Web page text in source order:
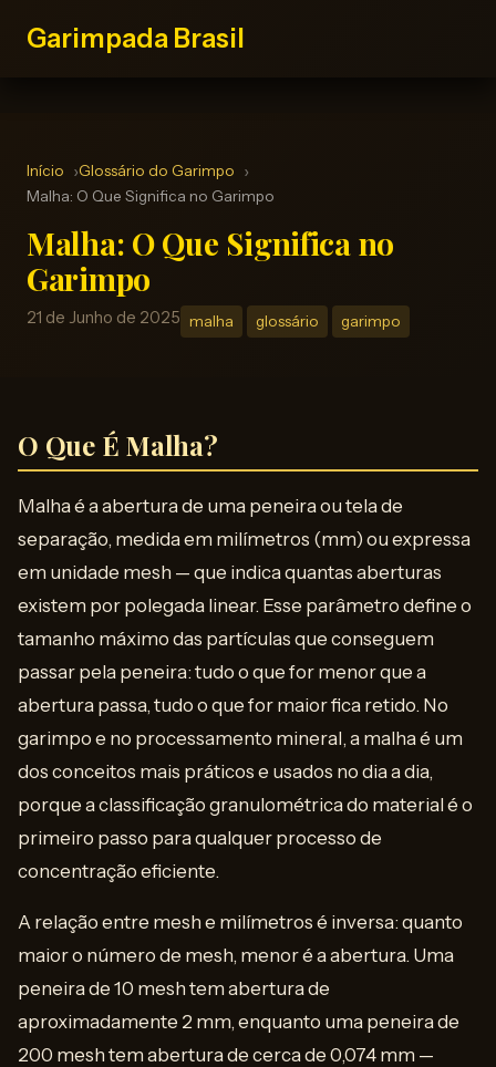
Garimpada Brasil
Início
Glossário do Garimpo
Malha: O Que Significa no Garimpo
Malha: O Que Significa no
Garimpo
21 de Junho de 2025 malha glossário garimpo
O Que É Malha?
Malha é a abertura de uma peneira ou tela de
separação, medida em milímetros (mm) ou expressa
em unidade mesh — que indica quantas aberturas
existem por polegada linear. Esse parâmetro define o
tamanho máximo das partículas que conseguem
passar pela peneira: tudo o que for menor que a
abertura passa, tudo o que for maior fica retido. No
garimpo e no processamento mineral, a malha é um
dos conceitos mais práticos e usados no dia a dia,
porque a classificação granulométrica do material é o
primeiro passo para qualquer processo de
concentração eficiente.
A relação entre mesh e milímetros é inversa: quanto
maior o número de mesh, menor é a abertura. Uma
peneira de 10 mesh tem abertura de
aproximadamente 2 mm, enquanto uma peneira de
200 mesh tem abertura de cerca de 0,074 mm —